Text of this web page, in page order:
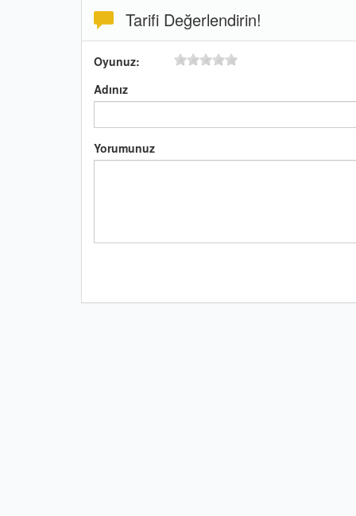
Tarifi Değerlendirin!
Oyunuz:
Adınız
Yorumunuz